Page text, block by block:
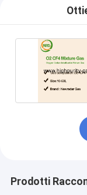
Prodotti